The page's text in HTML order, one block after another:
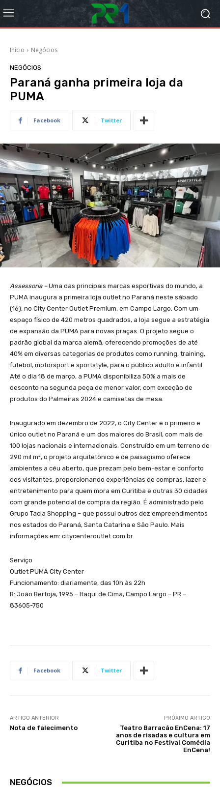
Início Negócios
NEGÓCIOS
Paraná ganha primeira loja da
PUMA
Facebook Twitter
Assessoria –Uma das principais marcas esportivas do mundo, a
PUMA inaugura a primeira loja outlet no Paraná neste sábado
(16), no City Center Outlet Premium, em Campo Largo. Com um
espaço físico de 420 metros quadrados, a loja segue a estratégia
de expansão da PUMA para novas praças. O projeto segue o
padrão global da marca alemã, oferecendo promoções de até
40% em diversas categorias de produtos como running, training,
futebol, motorsport e sportstyle, para o público adulto e infantil.
Até o dia 18 de março, a PUMA disponibiliza 50% a mais de
desconto na segunda peça de menor valor, com exceção de
produtos do Palmeiras 2024 e camisetas de mesa.
Inaugurado em dezembro de 2022, o City Center é o primeiro e
único outlet no Paraná e um dos maiores do Brasil, com mais de
100 lojas nacionais e internacionais. Construído em um terreno de
290 mil m², o projeto arquitetônico e de paisagismo oferece
ambientes a céu aberto, que prezam pelo bem-estar e conforto
dos visitantes, proporcionando experiências de compras, lazer e
entretenimento para quem mora em Curitiba e outras 30 cidades
com grande potencial de compra da região. É administrado pelo
Grupo Tacla Shopping – que possui outros dez empreendimentos
nos estados do Paraná, Santa Catarina e São Paulo. Mais
informações em: citycenteroutlet.com.br.
Serviço
Outlet PUMA City Center
Funcionamento: diariamente, das 10h às 22h
R: João Bertoja, 1995 – Itaqui de Cima, Campo Largo – PR –
83605-750
Facebook Twitter
ARTIGO ANTERIOR
Nota de falecimento
PRÓXIMO ARTIGO
Teatro Barracão EnCena: 17
anos de risadas e cultura em
Curitiba no Festival Comédia
EnCena!
NEGÓCIOS